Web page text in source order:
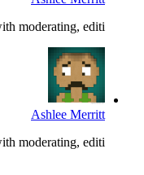
moderating, editi...
Ashlee Merritt
moderating, editi...